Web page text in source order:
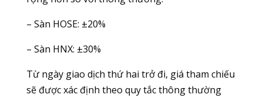
– Sàn HOSE: ±20%
– Sàn HNX: ±30%
Từ ngày giao dịch thứ hai trở đi, giá tham chiếu
sẽ được xác định theo quy tắc thông thường